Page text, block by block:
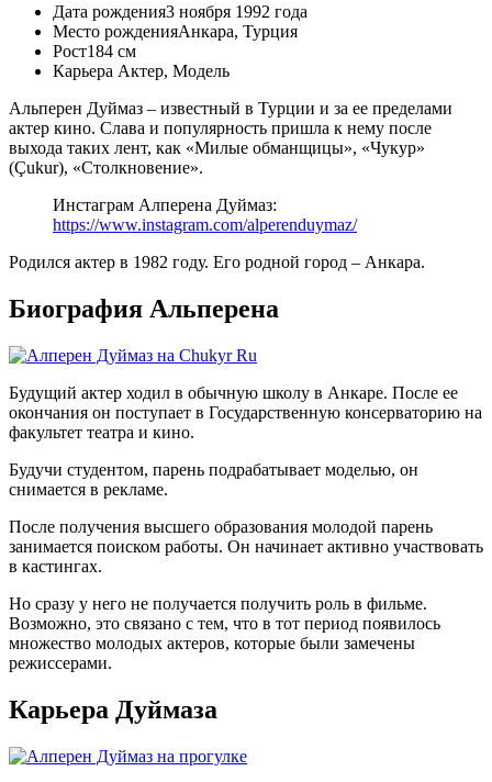
Дата рождения3 ноября 1992 года
Место рожденияАнкара, Турция
Рост184 см
Карьера Актер, Модель
Альперен Дуймаз – известный в Турции и за ее пределами
актер кино. Слава и популярность пришла к нему после
выхода таких лент, как «Милые обманщицы», «Чукур»
(Çukur), «Столкновение».
Инстаграм Алперена Дуймаз:
https://www.instagram.com/alperenduymaz/
Родился актер в 1982 году. Его родной город – Анкара.
Биография Альперена
Будущий актер ходил в обычную школу в Анкаре. После ее
окончания он поступает в Государственную консерваторию на
факультет театра и кино.
Будучи студентом, парень подрабатывает моделью, он
снимается в рекламе.
После получения высшего образования молодой парень
занимается поиском работы. Он начинает активно участвовать
в кастингах.
Но сразу у него не получается получить роль в фильме.
Возможно, это связано с тем, что в тот период появилось
множество молодых актеров, которые были замечены
режиссерами.
Карьера Дуймаза